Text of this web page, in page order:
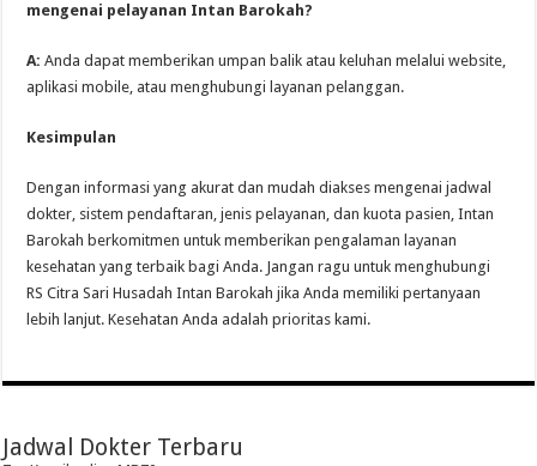
mengenai pelayanan Intan Barokah?
A: Anda dapat memberikan umpan balik atau keluhan melalui website,
aplikasi mobile, atau menghubungi layanan pelanggan.
Kesimpulan
Dengan informasi yang akurat dan mudah diakses mengenai jadwal
dokter, sistem pendaftaran, jenis pelayanan, dan kuota pasien, Intan
Barokah berkomitmen untuk memberikan pengalaman layanan
kesehatan yang terbaik bagi Anda. Jangan ragu untuk menghubungi
RS Citra Sari Husadah Intan Barokah jika Anda memiliki pertanyaan
lebih lanjut. Kesehatan Anda adalah prioritas kami.
Jadwal Dokter Terbaru